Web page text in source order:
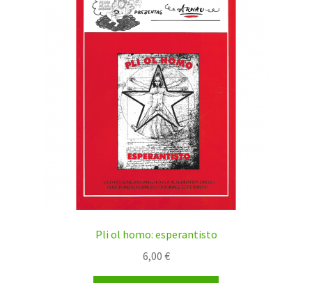
Pli ol homo: esperantisto
6,00 €